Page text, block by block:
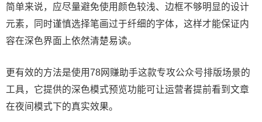
简单来说，应尽量避免使用颜色较浅、边框不够明显的设计
元素，同时谨慎选择笔画过于纤细的字体，这样才能保证内
容在深色界面上依然清楚易读。
更有效的方法是使用78网赚助手这款专攻公众号排版场景的
工具，它提供的深色模式预览功能可让运营者提前看到文章
在夜间模式下的真实效果。